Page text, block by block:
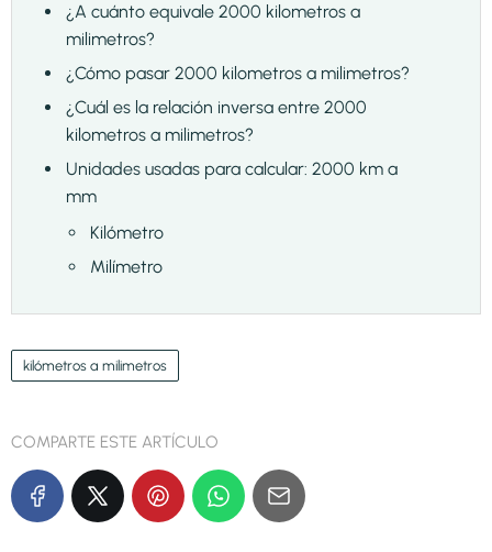
¿A cuánto equivale 2000 kilometros a
milimetros?
¿Cómo pasar 2000 kilometros a milimetros?
¿Cuál es la relación inversa entre 2000
kilometros a milimetros?
Unidades usadas para calcular: 2000 km a
mm
Kilómetro
Milímetro
kilómetros a milimetros
COMPARTE ESTE ARTÍCULO